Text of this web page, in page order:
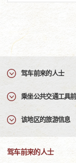
驾车前来的人士
乘坐公共交通工具
该地区的旅游信息
驾车前来的人士